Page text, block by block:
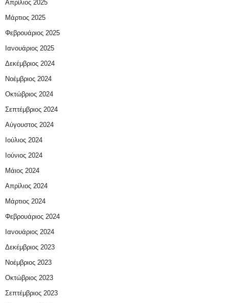
Απρίλιος 2025
Μάρτιος 2025
Φεβρουάριος 2025
Ιανουάριος 2025
Δεκέμβριος 2024
Νοέμβριος 2024
Οκτώβριος 2024
Σεπτέμβριος 2024
Αύγουστος 2024
Ιούλιος 2024
Ιούνιος 2024
Μάιος 2024
Απρίλιος 2024
Μάρτιος 2024
Φεβρουάριος 2024
Ιανουάριος 2024
Δεκέμβριος 2023
Νοέμβριος 2023
Οκτώβριος 2023
Σεπτέμβριος 2023